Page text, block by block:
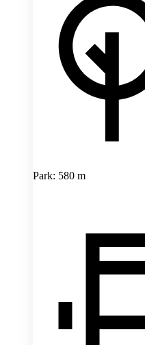
Park: 580 m